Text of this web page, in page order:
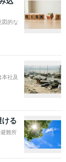
図的な
社及
る
難所